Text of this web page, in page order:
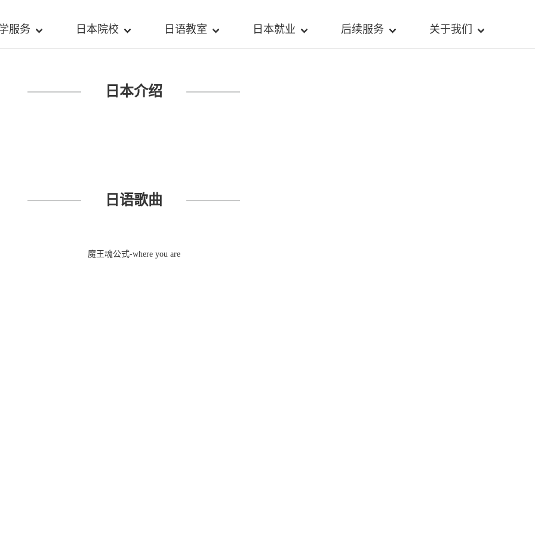
服务 日本院校 日语教室 日本就业 后续服务 关于我们
日本介绍
日语歌曲
魔王魂公式-where you are